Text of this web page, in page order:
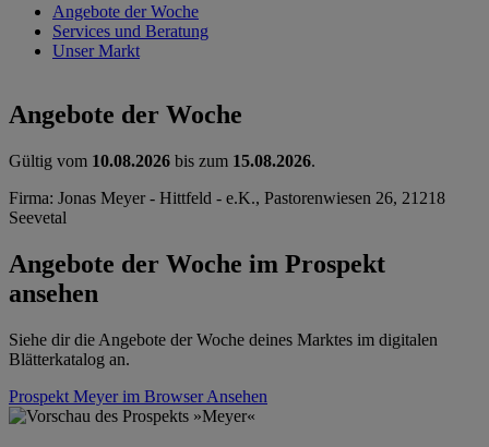
Angebote der Woche
Services und Beratung
Unser Markt
Angebote der Woche
Gültig vom 10.08.2026 bis zum 15.08.2026.
Firma: Jonas Meyer - Hittfeld - e.K., Pastorenwiesen 26, 21218
Seevetal
Angebote der Woche im Prospekt
ansehen
Siehe dir die Angebote der Woche deines Marktes im digitalen
Blätterkatalog an.
Prospekt Meyer im Browser Ansehen